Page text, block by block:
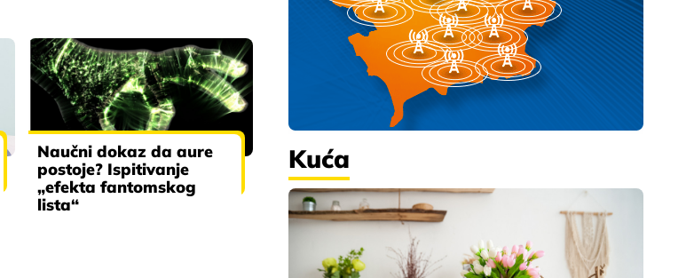
Naučni dokaz da aure
postoje? Ispitivanje
„efekta fantomskog
lista“
Kuća